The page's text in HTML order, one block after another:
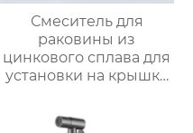
Смеситель для
раковины из
цинкового сплава для
установки на крышку